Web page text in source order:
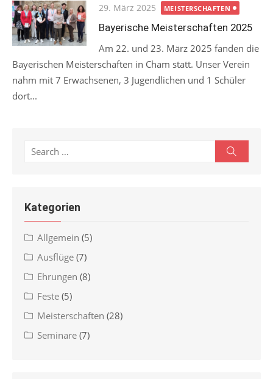
Posted
on
29. März 2025 MEISTERSCHAFTEN
Bayerische Meisterschaften 2025
Am 22. und 23. März 2025 fanden die
Bayerischen Meisterschaften in Cham statt. Unser Verein
nahm mit 7 Erwachsenen, 3 Jugendlichen und 1 Schüler
dort...
Search
Kategorien
Allgemein (5)
Ausflüge (7)
Ehrungen (8)
Feste (5)
Meisterschaften (28)
Seminare (7)